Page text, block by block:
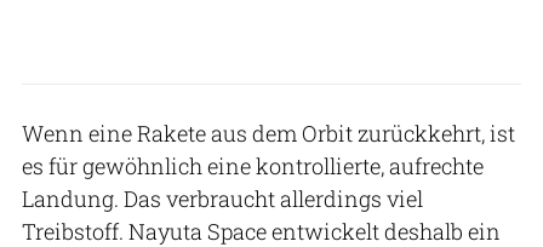
Wenn eine Rakete aus dem Orbit zurückkehrt, ist
es für gewöhnlich eine kontrollierte, aufrechte
Landung. Das verbraucht allerdings viel
Treibstoff. Nayuta Space entwickelt deshalb ein